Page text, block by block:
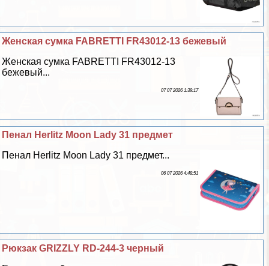
Женская сумка FABRETTI FR43012-13 бежевый
Женская сумка FABRETTI FR43012-13
бежевый...
07 07 2026 1:39:17
Пенал Herlitz Moon Lady 31 предмет
Пенал Herlitz Moon Lady 31 предмет...
06 07 2026 4:48:51
Рюкзак GRIZZLY RD-244-3 черный